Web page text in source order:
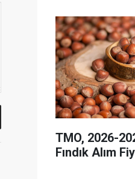
TMO, 2026-
Fındık Alım